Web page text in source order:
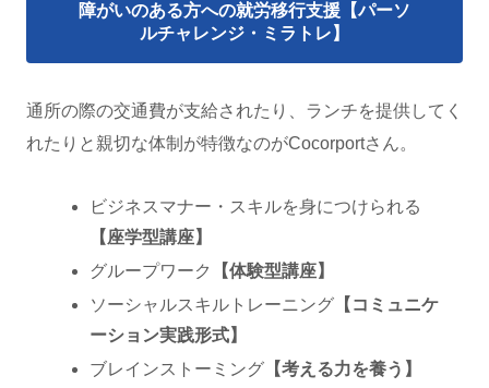
障がいのある方への就労移行支援【パーソ
ルチャレンジ・ミラトレ】
通所の際の交通費が支給されたり、ランチを提供してく
れたりと親切な体制が特徴なのがCocorportさん。
ビジネスマナー・スキルを身につけられる
【座学型講座】
グループワーク
【体験型講座】
ソーシャルスキルトレーニング 【コミュニケ
ーション実践形式】
ブレインストーミング 【考える力を養う】